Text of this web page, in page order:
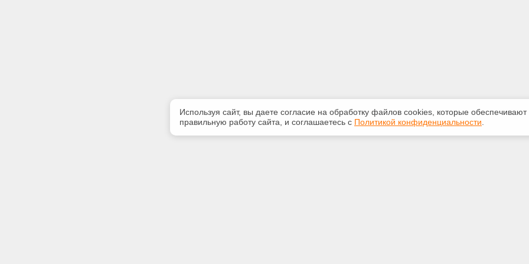
Используя сайт, вы даете согласие на обработку файлов сооkiеs, которые обеспечивают
правильную работу сайта, и соглашаетесь с Политикой конфиденциальности